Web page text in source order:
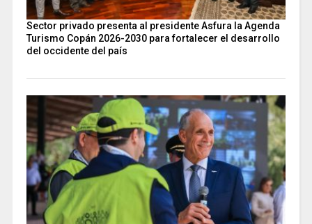
Sector privado presenta al presidente Asfura la Agenda
Turismo Copán 2026-2030 para fortalecer el desarrollo
del occidente del país